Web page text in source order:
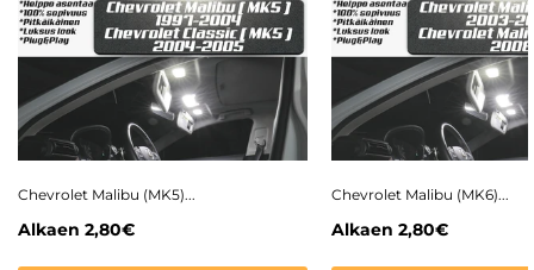
Chevrolet Malibu (MK5)...
Alkaen 2,80€
Chevrolet Malibu (MK6)...
Alkaen 2,80€